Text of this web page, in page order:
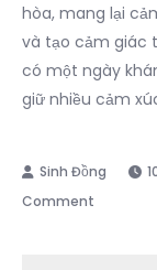
hòa, mang lại
và tạo cảm giác
có một ngày
giữ nhiều cảm
Comment